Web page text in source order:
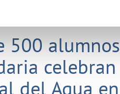
500
del Agua